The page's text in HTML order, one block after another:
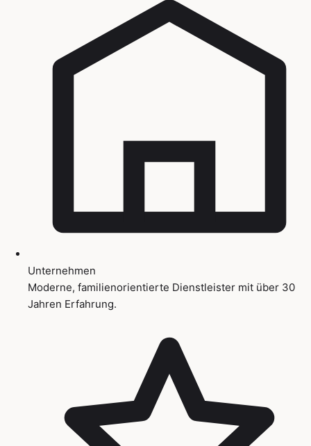
Unternehmen
Moderne, familienorientierte Dienstleister mit über 30
Jahren Erfahrung.